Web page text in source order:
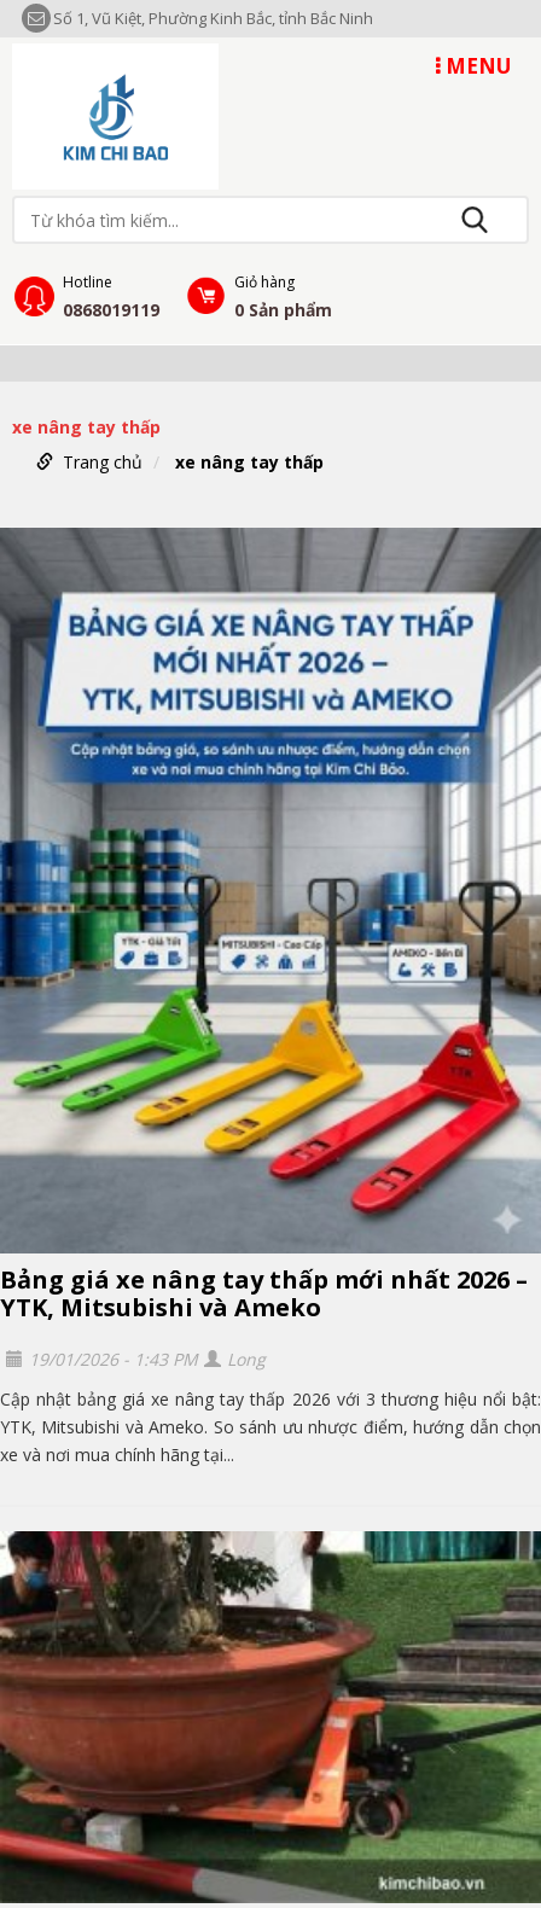
Số 1, Vũ Kiệt, Phường Kinh Bắc, tỉnh Bắc Ninh
MENU
Hotline
0868019119
Giỏ hàng
0 Sản phẩm
xe nâng tay thấp
Trang chủ
xe nâng tay thấp
Bảng giá xe nâng tay thấp mới nhất 2026 –
YTK, Mitsubishi và Ameko
19/01/2026 - 1:43 PM
Long
Cập nhật bảng giá xe nâng tay thấp 2026 với 3 thương hiệu nổi bật:
YTK, Mitsubishi và Ameko. So sánh ưu nhược điểm, hướng dẫn chọn
xe và nơi mua chính hãng tại...